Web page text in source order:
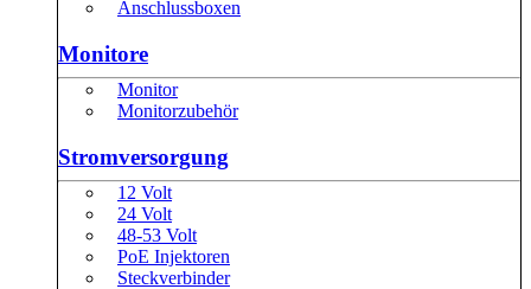
Anschlussboxen
Monitore
Monitor
Monitorzubehör
Stromversorgung
12 Volt
24 Volt
48-53 Volt
PoE Injektoren
Steckverbinder